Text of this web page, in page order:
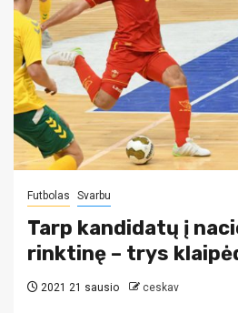
Futbolas Svarbu
Tarp kandidatų į
rinktinę – trys
2021 21 sausio ceskav